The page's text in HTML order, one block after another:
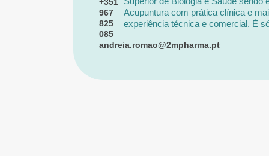
967
825
085
andreia.romao@2mpharma.pt
Acupuntura com prática clínica e
experiência técnica e comercial. É
coordenação da primeira edição do
terapêutica.